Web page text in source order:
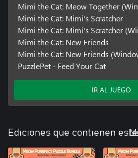
Mimi the Cat: Meow Together
Mimi the Cat: Mimi's Scratcher
Mimi the Cat: Mimi's Scratcher
Mimi the Cat: New Friends
Mimi the Cat: New Friends
PuzzlePet - Feed Your Cat
IR AL JUEGO
Ediciones que contienen